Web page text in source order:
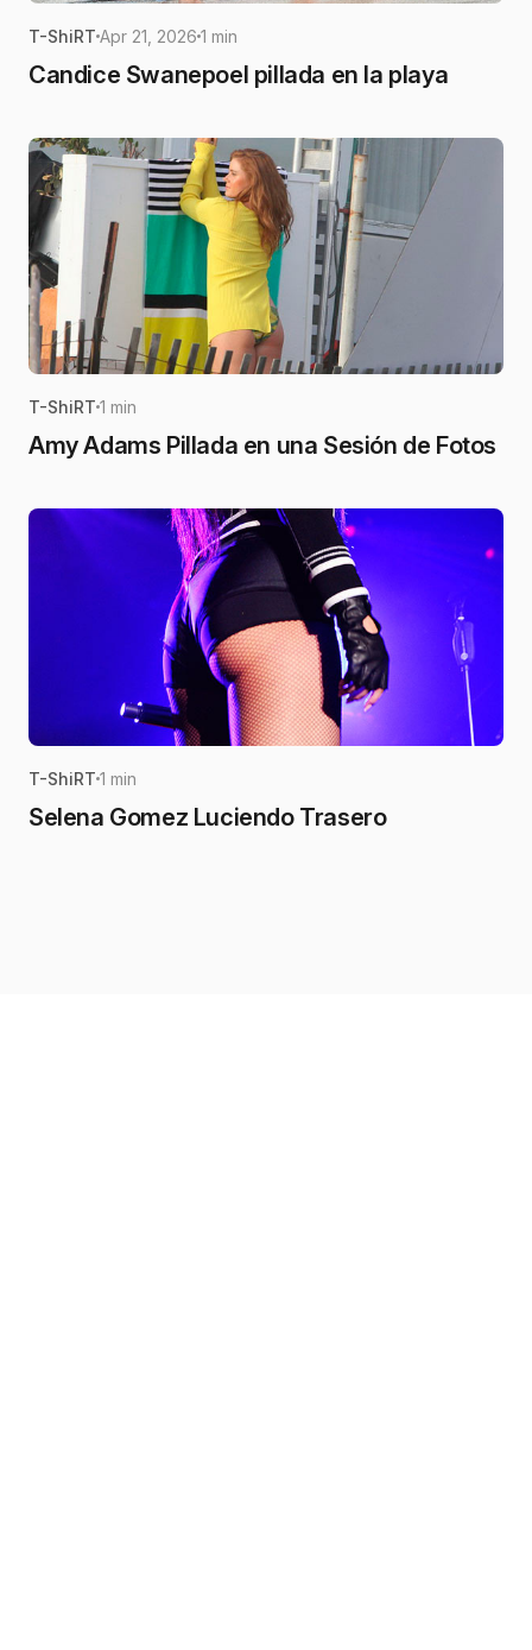
T-ShiRT Apr 21, 2026 1 min
Candice Swanepoel pillada en la playa
T-ShiRT 1 min
Amy Adams Pillada en una Sesión de Fotos
T-ShiRT 1 min
Selena Gomez Luciendo Trasero